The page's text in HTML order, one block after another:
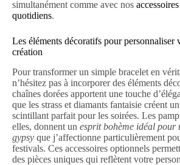
simultanément comme avec nos
quotidiens.
Les éléments décoratifs pour personnaliser
création
Pour transformer un simple bracelet en
n’hésitez pas à incorporer des éléments
chaînes dorées apportent une touche
que les strass et diamants fantaisie créent
scintillant parfait pour les soirées. Les
elles, donnent un esprit bohème idéal pour
gypsy que j’affectionne particulièrement
festivals. Ces accessoires optionnels
des pièces uniques qui reflètent votre